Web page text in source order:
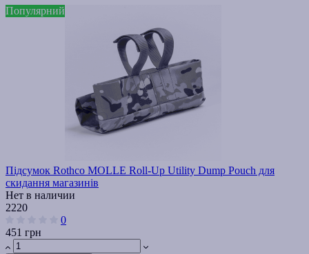
Популярний
Підсумок Rothco MOLLE Roll-Up Utility Dump Pouch для
скидання магазинів
Нет в наличии
2220
0
451 грн